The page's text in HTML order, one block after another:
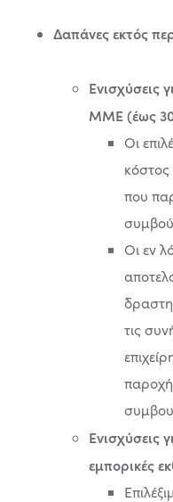
Δαπάνες εκτός
Ενισχύσεις
ΜΜΕ (έως
Οι
που
Οι εν
τις
Ενισχύσεις
εμπορικές